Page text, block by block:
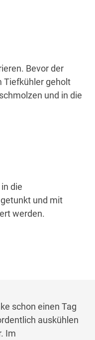
Bevor der
Tiefkühler geholt
und in die
die
und mit
werden.
schon einen Tag
auskühlen
Im